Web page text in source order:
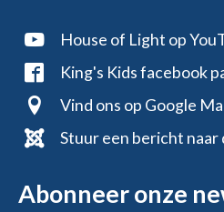
House of Light op
King's Kids facebook
Vind ons op Google
Stuur een bericht naar
Abonneer onze